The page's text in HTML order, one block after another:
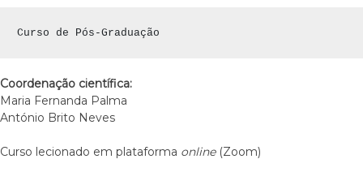
Curso de Pós-Graduação
Coordenação científica:
Maria Fernanda Palma
António Brito Neves
Curso lecionado em plataforma online(Zoom)